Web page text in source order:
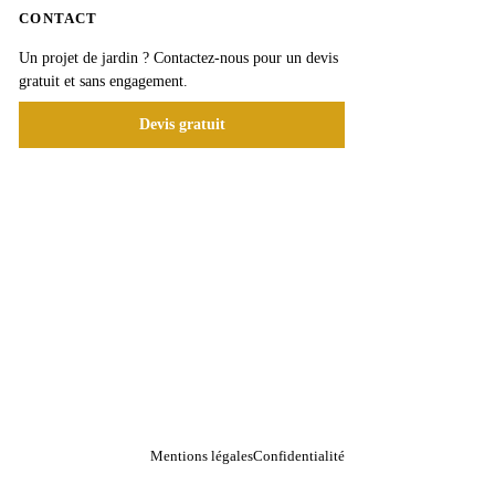
CONTACT
Un projet de jardin ? Contactez-nous pour un devis
gratuit et sans engagement.
Devis gratuit
Mentions légalesConfidentialité